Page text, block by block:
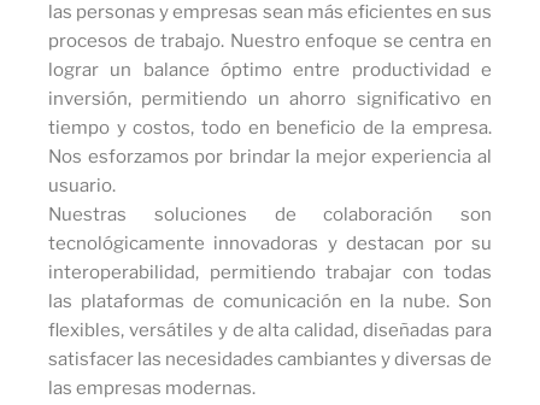
las personas y empresas sean más eficientes en sus
procesos de trabajo. Nuestro enfoque se centra en
lograr un balance óptimo entre productividad e
inversión, permitiendo un ahorro significativo en
tiempo y costos, todo en beneficio de la empresa.
Nos esforzamos por brindar la mejor experiencia al
usuario.
Nuestras soluciones de colaboración son
tecnológicamente innovadoras y destacan por su
interoperabilidad, permitiendo trabajar con todas
las plataformas de comunicación en la nube. Son
flexibles, versátiles y de alta calidad, diseñadas para
satisfacer las necesidades cambiantes y diversas de
las empresas modernas.